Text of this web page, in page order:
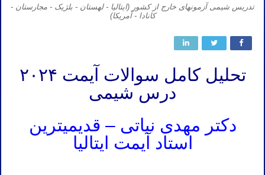
تدریس شیمی آزمونهای خارج از کشور (ایتالیا - لهستان - بلژیک - مجارستان -
کانادا - آمریکا)
تحلیل کامل سوالات آیمت ۲۰۲۴
درس شیمی
دکتر مهدی نباتی – قدیمیترین
استاد آیمت ایتالیا